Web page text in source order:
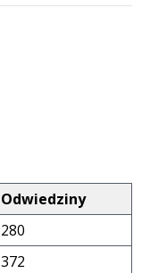
Odwiedziny
280
372